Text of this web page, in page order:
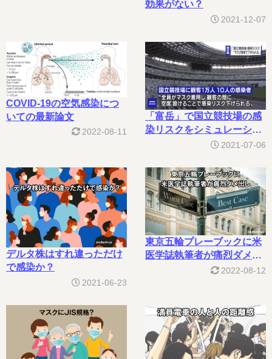
効果がない？
2021-12-07
COVID-19の空気感染につ
いての最新論文
2022-08-11
「富岳」で国立競技場の感
染リスクをシミュレーショ
2021-07-06
デルタ株はすれ違っただけ
で感染か？
2021-06-23
東京五輪プレーブックに米
医学誌執筆者が痛烈ダメ出
2022-08-12